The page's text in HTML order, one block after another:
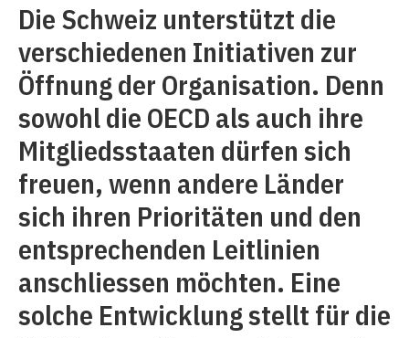
Die Schweiz unterstützt die
verschiedenen Initiativen zur
Öffnung der Organisation. Denn
sowohl die OECD als auch ihre
Mitgliedsstaaten dürfen sich
freuen, wenn andere Länder
sich ihren Prioritäten und den
entsprechenden Leitlinien
anschliessen möchten. Eine
solche Entwicklung stellt für die